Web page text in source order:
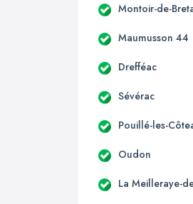
Montoir-de-
Maumusson 44
Drefféac
Sévérac
Pouillé-les-
Oudon
La Meilleraye-